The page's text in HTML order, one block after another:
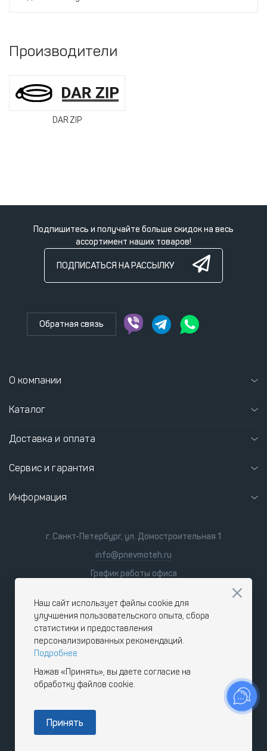
Производители
DAR ZIP
Подпишитесь и получайте больше скидок на весь
ассортимент наших товаров!
ПОДПИСАТЬСЯ НА РАССЫЛКУ
Обратная связь
О компании
Каталог
Доставка и оплата
Сервис и гарантия
Информация
г. Санкт-Петербург, ул. Домостроительная 1
info@pnevmoteh.ru
График работы офиса
сб-вс 9:00 - 18:00
Наш сайт использует файлы cookie для
улучшения пользовательского опыта, сбора
статистики и предоставления
персонализированных рекомендаций.
Подробнее
Нажав «Принять», вы даете согласие на
обработку файлов cookie.
Принять